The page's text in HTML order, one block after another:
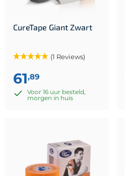
CureTape Giant Zwart
(1 Reviews)
61,89
Voor 16 uur besteld,
morgen in huis